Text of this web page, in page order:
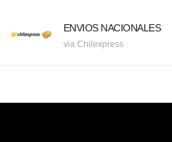
ENVIOS NACIONALES
via Chilexpress